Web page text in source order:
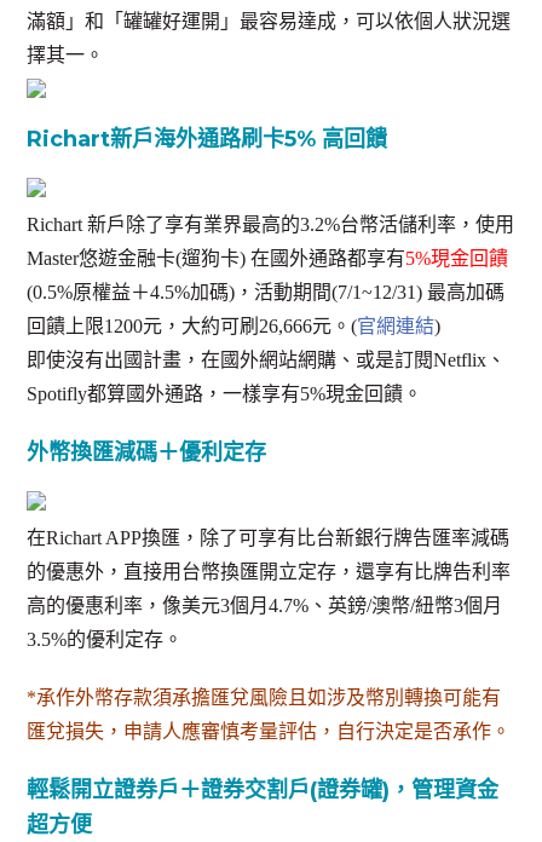
滿額」和「罐罐好運開」最容易達成，可以依個人狀況選
擇其一。
Richart新戶海外通路刷卡5% 高回饋
Richart 新戶除了享有業界最高的3.2%台幣活儲利率，使用
Master悠遊金融卡(遛狗卡) 在國外通路都享有5%現金回饋
(0.5%原權益＋4.5%加碼)，活動期間(7/1~12/31) 最高加碼
回饋上限1200元，大約可刷26,666元。(官網連結)
即使沒有出國計畫，在國外網站網購、或是訂閱Netflix、
Spotifly都算國外通路，一樣享有5%現金回饋。
外幣換匯減碼＋優利定存
在Richart APP換匯，除了可享有比台新銀行牌告匯率減碼
的優惠外，直接用台幣換匯開立定存，還享有比牌告利率
高的優惠利率，像美元3個月4.7%、英鎊/澳幣/紐幣3個月
3.5%的優利定存。
*承作外幣存款須承擔匯兌風險且如涉及幣別轉換可能有
匯兌損失，申請人應審慎考量評估，自行決定是否承作。
輕鬆開立證券戶＋證券交割戶(證券罐)，管理資金
超方便